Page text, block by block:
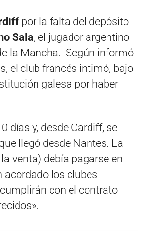
por la falta del depósito
Sala, el jugador argentino
la Mancha. Según informó
el club francés intimó, bajo
galesa por haber
días y, desde Cardiff, se
llegó desde Nantes. La
venta) debía pagarse en
acordado los clubes
con el contrato